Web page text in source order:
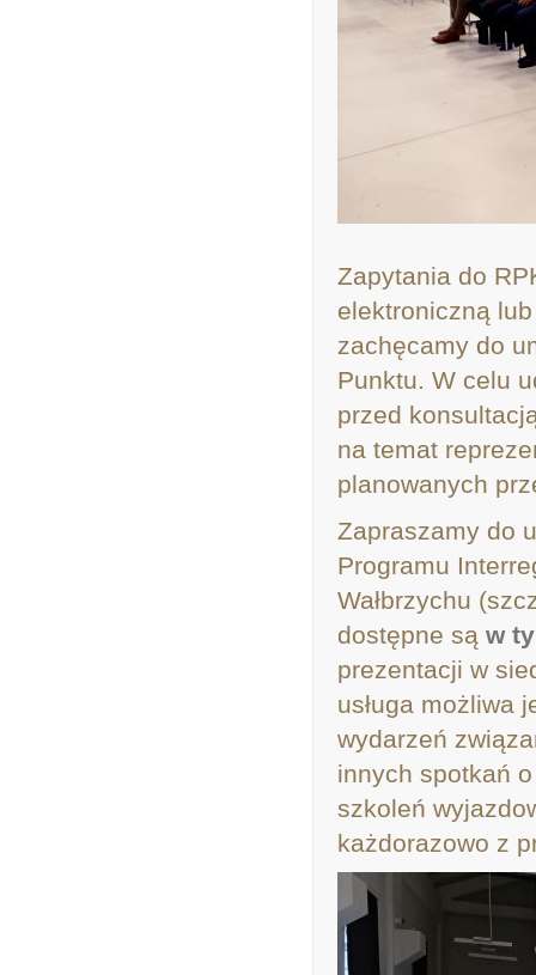
Zapytania do
elektroniczną
zachęcamy do
Punktu. W celu
przed
na temat
planowanych
Zapraszamy do
Programu
Wałbrzychu
dostępne są w
prezentacji w
usługa możliwa
wydarzeń
innych spotkań
szkoleń
każdorazowo z